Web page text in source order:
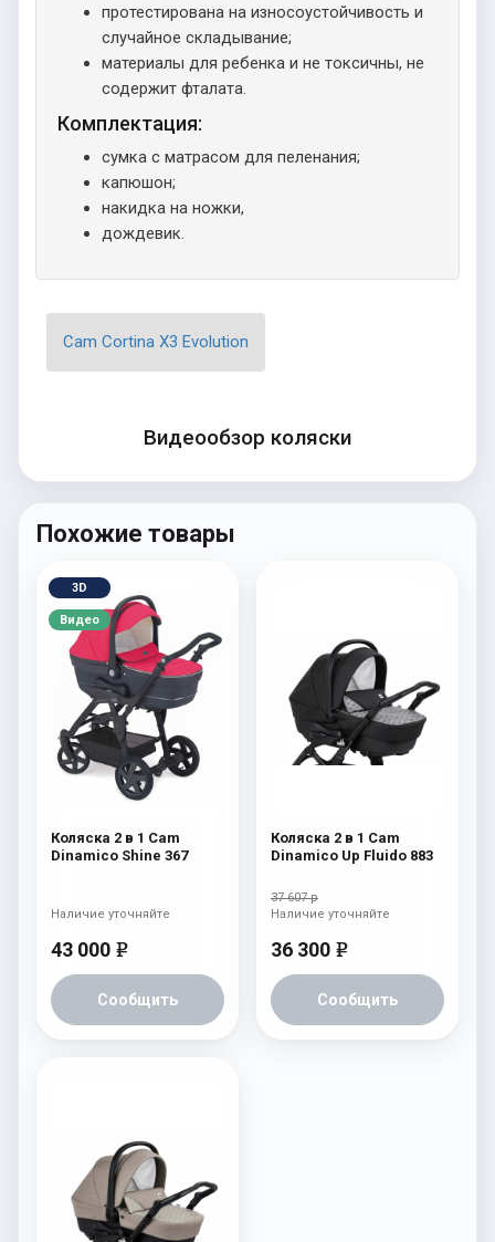
протестирована на износоустойчивость и
случайное складывание;
материалы для ребенка и не токсичны, не
содержит фталата.
Комплектация:
сумка с матрасом для пеленания;
капюшон;
накидка на ножки,
дождевик.
Cam Cortina X3 Evolution
Видеообзор коляски
Похожие товары
3D
Видео
Коляска 2 в 1 Cam
Dinamico Shine 367
43 000 e
Сообщить
Наличие уточняйте
Коляска 2 в 1 Cam
Dinamico Up Fluido 883
37 607 р
36 300 e
Сообщить
Наличие уточняйте